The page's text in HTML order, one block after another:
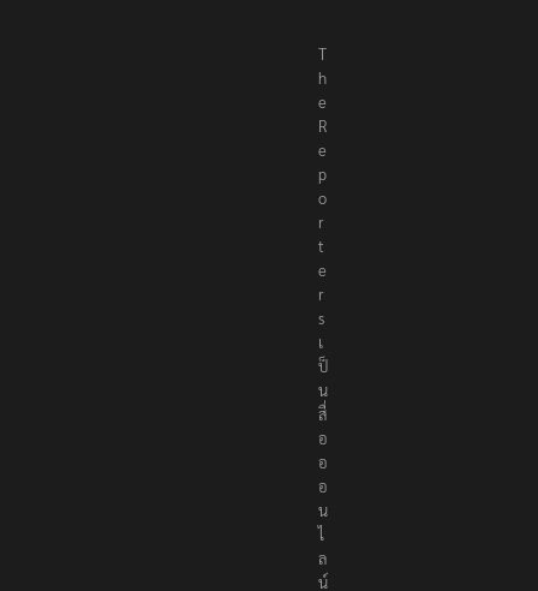
T
h
e
R
e
p
o
r
t
e
r
s
เ
ป็
น
สื่
อ
อ
อ
น
ไ
ล
น์